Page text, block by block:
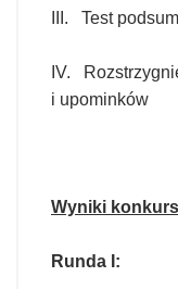
III. Test
IV.
i upominków
Wyniki
Runda I: